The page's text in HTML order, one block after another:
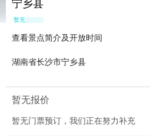
宁乡县
暂无点评
查看景点简介及开放时间
湖南省长沙市宁乡县
暂无报价
暂无门票预订，我们正在努力补充